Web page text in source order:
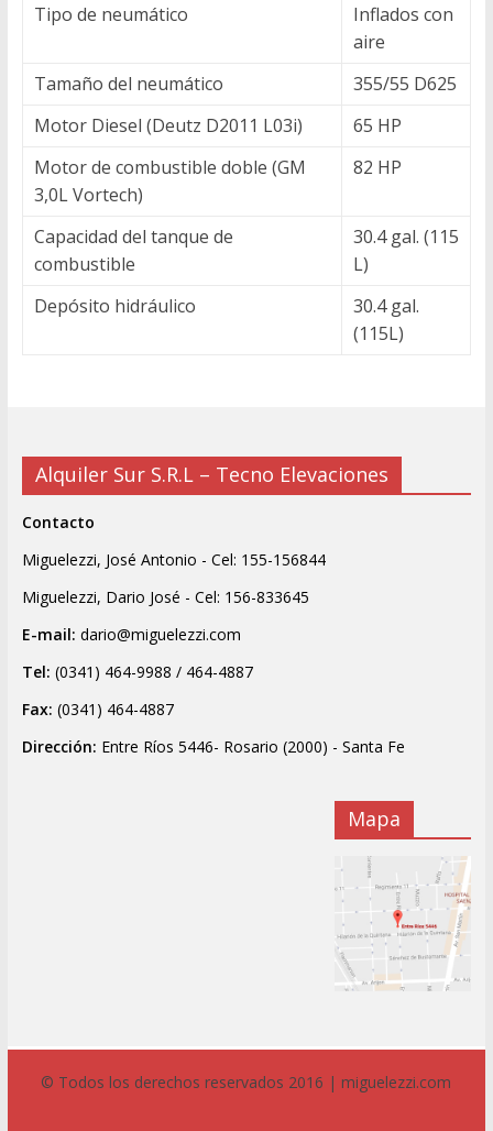
Tipo de neumático
Inflados con
aire
Tamaño del neumático
355/55 D625
Motor Diesel (Deutz D2011 L03i)
65 HP
Motor de combustible doble (GM
3,0L Vortech)
82 HP
Capacidad del tanque de
combustible
30.4 gal. (115
L)
Depósito hidráulico
30.4 gal.
(115L)
Alquiler Sur S.R.L – Tecno Elevaciones
Contacto
Miguelezzi, José Antonio - Cel: 155-156844
Miguelezzi, Dario José - Cel: 156-833645
E-mail: dario@miguelezzi.com
Tel: (0341) 464-9988 / 464-4887
Fax: (0341) 464-4887
Dirección: Entre Ríos 5446- Rosario (2000) - Santa Fe
Mapa
© Todos los derechos reservados 2016 | miguelezzi.com